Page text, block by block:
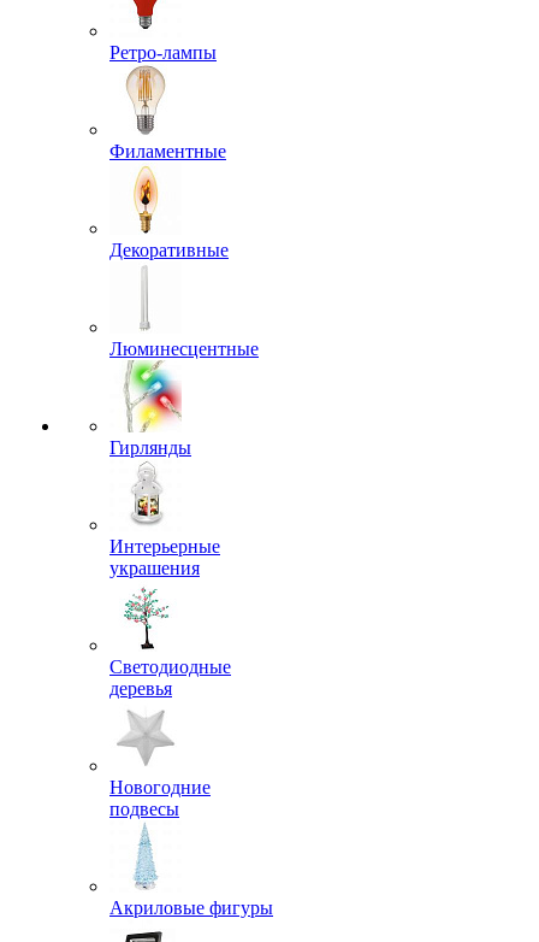
Ретро-лампы
Филаментные
Декоративные
Люминесцентные
Гирлянды
Интерьерные
украшения
Светодиодные
деревья
Новогодние
подвесы
Акриловые фигуры